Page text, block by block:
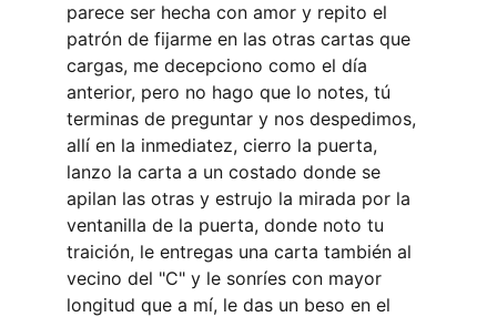
parece ser hecha con amor y repito el
patrón de fijarme en las otras cartas que
cargas, me decepciono como el día
anterior, pero no hago que lo notes, tú
terminas de preguntar y nos despedimos,
allí en la inmediatez, cierro la puerta,
lanzo la carta a un costado donde se
apilan las otras y estrujo la mirada por la
ventanilla de la puerta, donde noto tu
traición, le entregas una carta también al
vecino del "C" y le sonríes con mayor
longitud que a mí, le das un beso en el